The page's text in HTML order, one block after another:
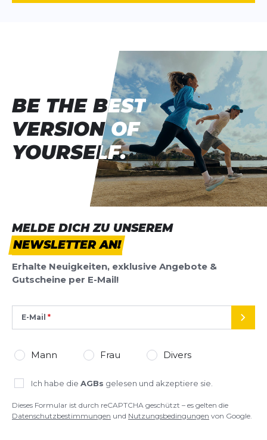
MELDE DICH ZU UNSEREM
NEWSLETTER AN!
Erhalte Neuigkeiten, exklusive Angebote &
Gutscheine per E-Mail!
E-Mail
Mann Frau Divers
Ich habe die AGBs gelesen und akzeptiere sie.
Dieses Formular ist durch reCAPTCHA geschützt – es gelten die
Datenschutzbestimmungen und Nutzungsbedingungen von Google.
BE THE BEST
VERSION OF
YOURSELF.
BE THE BEST
VERSION OF
YOURSELF.